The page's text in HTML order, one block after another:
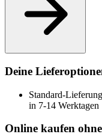
Deine
Standard-Lieferung
in 7-14 Werktagen
Online kaufen